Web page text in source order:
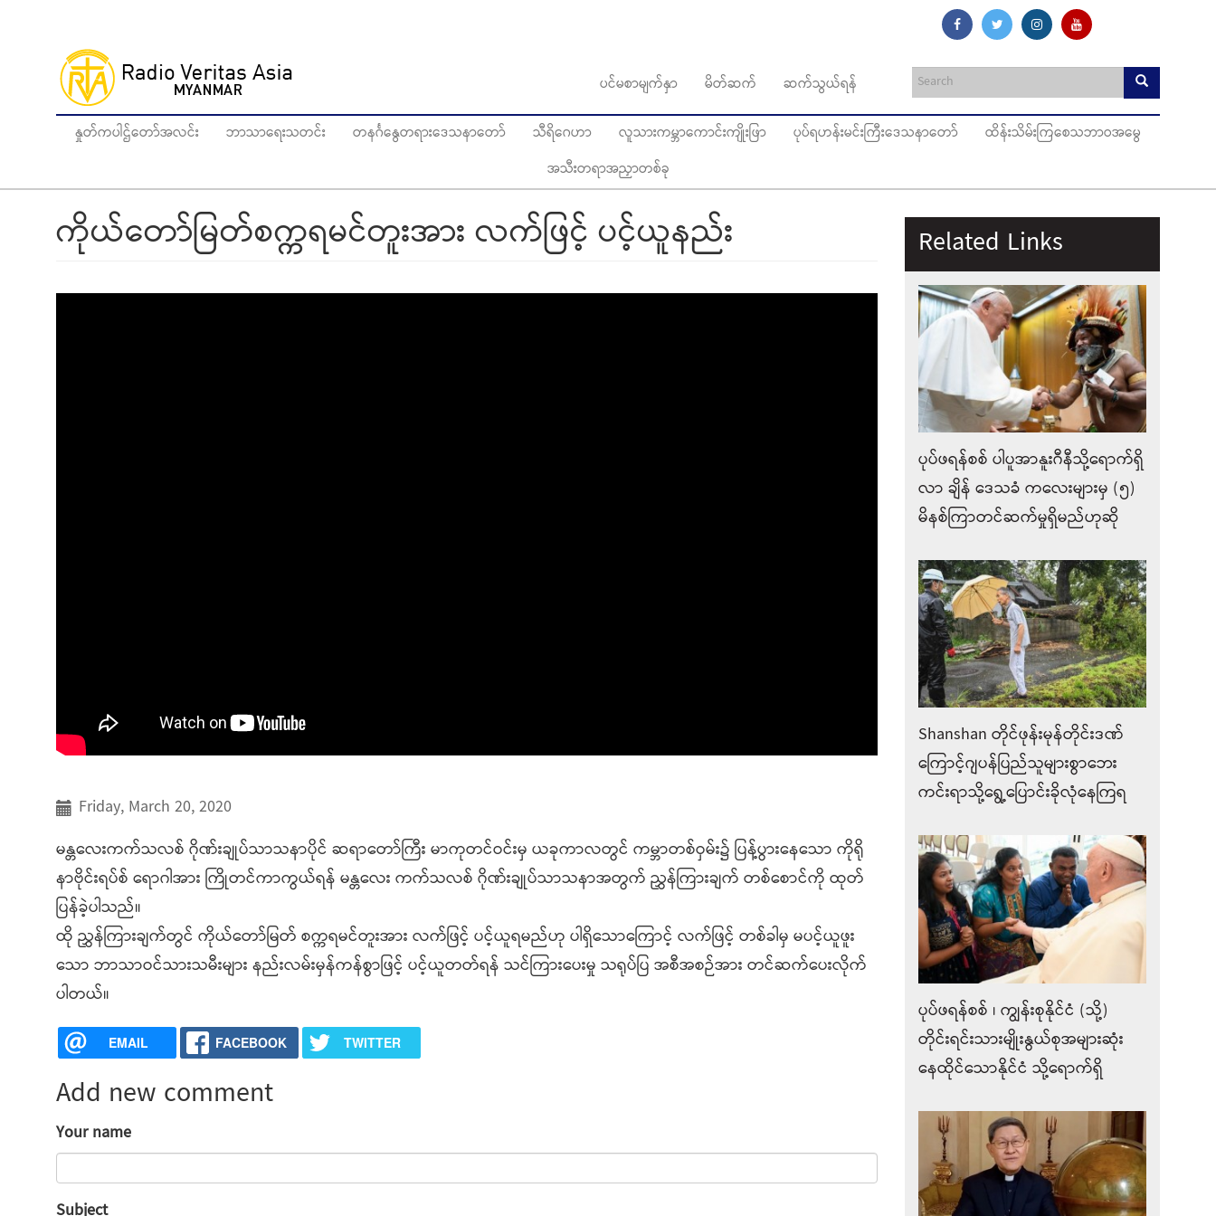
ပင်မစာမျက်နှာ မိတ်ဆက် ဆက်သွယ်ရန်
နှုတ်ကပါဌ်တော်အလင်း ဘာသာရေးသတင်း တနင်္ဂနွေတရားဒေသနာတော် သီရိဂေဟာ လူသားကမ္ဘာကောင်းကျိုးဖြာ ပုပ်ရဟန်းမင်းကြီးဒေသနာတော်
ထိန်းသိမ်းကြစေသဘာဝအမွေ
အသီးတရာအညှာတစ်ခု
ကိုယ်တော်မြတ်စက္ကရမင်တူးအား လက်ဖြင့် ပင့်ယူနည်း
Friday, March 20, 2020
မန္တလေးကက်သလစ် ဂိုဏ်းချုပ်သာသနာပိုင် ဆရာတော်ကြီး မာကုတင်ဝင်းမှ ယခုကာလတွင် ကမ္ဘာတစ်ဝှမ်း၌ ပြန့်ပွားနေသော ကိုရို
နာဗိုင်းရပ်စ် ရောဂါအား ကြိုတင်ကာကွယ်ရန် မန္တလေး ကက်သလစ် ဂိုဏ်းချုပ်သာသနာအတွက် ညွှန်ကြားချက် တစ်စောင်ကို ထုတ်
ပြန်ခဲ့ပါသည်။
ထို ညွှန်ကြားချက်တွင် ကိုယ်တော်မြတ် စက္ကရမင်တူးအား လက်ဖြင့် ပင့်ယူရမည်ဟု ပါရှိသောကြောင့် လက်ဖြင့် တစ်ခါမှ မပင့်ယူဖူး
သော ဘာသာဝင်သားသမီးများ နည်းလမ်းမှန်ကန်စွာဖြင့် ပင့်ယူတတ်ရန် သင်ကြားပေးမှု သရုပ်ပြ အစီအစဉ်အား တင်ဆက်ပေးလိုက်
ပါတယ်။
EMAIL FACEBOOK TWITTER
Add new comment
Your name
Related Links
ပုပ်ဖရန်စစ် ပါပူအာနူးဂီနီသို့ရောက်ရှိ
လာ ချိန်‌ ဒေသခံ ကလေးများမှ (၅)
မိနစ်ကြာတင်ဆက်မှုရှိမည်ဟုဆို
Shanshan တိုင်ဖုန်းမုန်တိုင်းဒဏ်
ကြောင့်ဂျပန်ပြည်သူများစွာဘေး
ကင်းရာသို့ရွေ့ပြောင်းခိုလုံနေကြရ
ပုပ်ဖရန်စစ် ၊ ကျွန်းစုနိုင်ငံ (သို့)
တိုင်းရင်းသားမျိုးနွယ်စုအများဆုံး
နေထိုင်သောနိုင်ငံ သို့ရောက်ရှိ